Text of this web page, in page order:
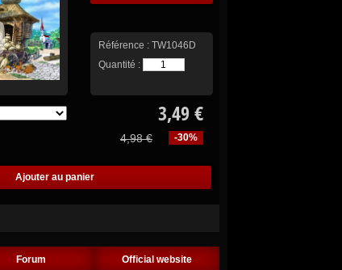
Référence : TW1046D
Quantité :
3,49 €
-30%
4,98 €
Forum Official website